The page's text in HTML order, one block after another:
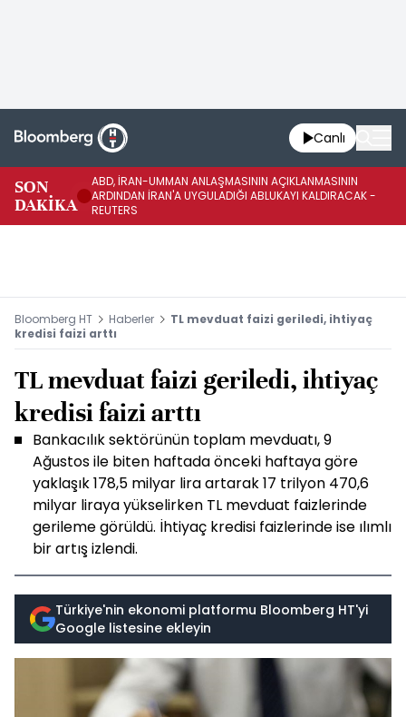
Canlı
SON
DAKİKA
ABD, İRAN-UMMAN ANLAŞMASININ AÇIKLANMASININ
ARDINDAN İRAN'A UYGULADIĞI ABLUKAYI KALDIRACAK -
REUTERS
Bloomberg HT Haberler
TL mevduat faizi geriledi, ihtiyaç
kredisi faizi arttı
TL mevduat faizi geriledi, ihtiyaç
kredisi faizi arttı
Bankacılık sektörünün toplam mevduatı, 9
Ağustos ile biten haftada önceki haftaya göre
yaklaşık 178,5 milyar lira artarak 17 trilyon 470,6
milyar liraya yükselirken TL mevduat faizlerinde
gerileme görüldü. İhtiyaç kredisi faizlerinde ise ılımlı
bir artış izlendi.
Türkiye'nin ekonomi platformu Bloomberg HT'yi
Google listesine ekleyin